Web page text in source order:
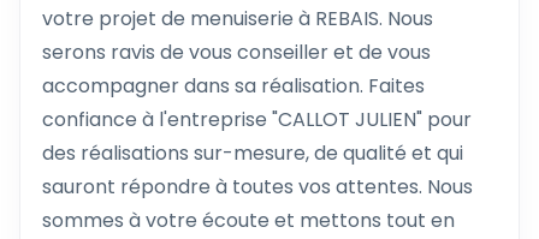
votre projet de menuiserie à REBAIS. Nous
serons ravis de vous conseiller et de vous
accompagner dans sa réalisation. Faites
confiance à l'entreprise "CALLOT JULIEN" pour
des réalisations sur-mesure, de qualité et qui
sauront répondre à toutes vos attentes. Nous
sommes à votre écoute et mettons tout en